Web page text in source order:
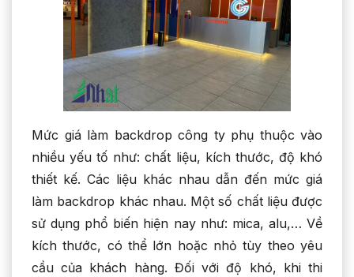
Mức giá làm backdrop công ty phụ thuộc vào
nhiều yếu tố như: chất liệu, kích thước, độ khó
thiết kế. Các liệu khác nhau dẫn đến mức giá
làm backdrop khác nhau. Một số chất liệu được
sử dụng phổ biến hiện nay như: mica, alu,… Về
kích thước, có thể lớn hoặc nhỏ tùy theo yêu
cầu của khách hàng. Đối với độ khó, khi thi